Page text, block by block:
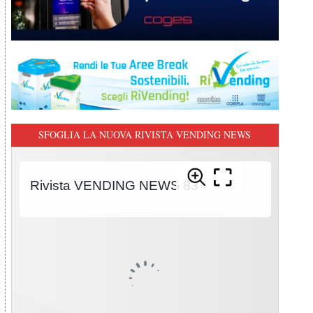
SFOGLIA LA NUOVA RIVISTA VENDING NEWS